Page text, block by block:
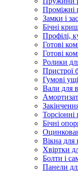
Проміжні
Замки і
Бічні
Профілі,
Готові
Готові
Ролики
Пристрої
Гумові
Вали для
Бічні
Вікна для
Хвіртки
Болти і
Панели